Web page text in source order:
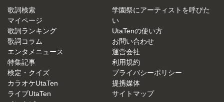
歌詞検索
マイページ
歌詞ランキング
歌詞コラム
エンタメニュース
特集記事
検定・クイズ
カラオケUtaTen
ライブUtaTen
学園祭にアーティストを呼びた
い
UtaTenの使い方
お問い合わせ
運営会社
利用規約
プライバシーポリシー
提携媒体
サイトマップ